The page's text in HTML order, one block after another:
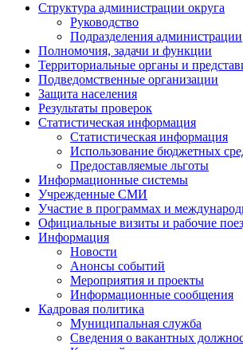
Структура администрации округа
Руководство
Подразделения администрации
Полномочия, задачи и функции
Территориальные органы и
Подведомственные организации
Защита населения
Результаты проверок
Статистическая информация
Статистическая информация
Использование бюджетных
Предоставляемые льготы
Информационные системы
Учрежденные СМИ
Участие в программах и
Официальные визиты и рабочие
Информация
Новости
Анонсы событий
Мероприятия и проекты
Информационные сообщения
Кадровая политика
Муниципальная служба
Сведения о вакантных